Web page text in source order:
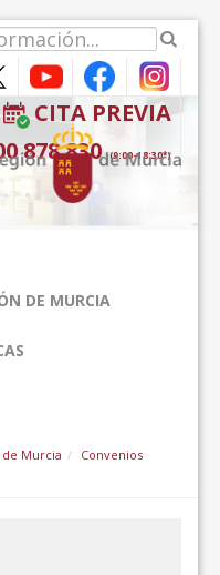
CITA PREVIA
878 830 (9:00-18:30*)
DE MURCIA
Murcia
Convenios